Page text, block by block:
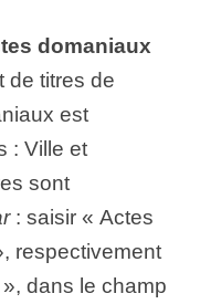
domaniaux
de titres de
est
: Ville et
sont
: saisir « Actes
respectivement
dans le champ